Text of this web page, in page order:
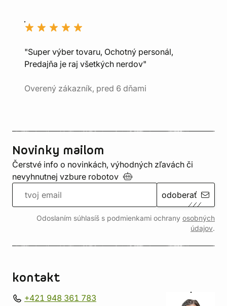
"Super výber tovaru, Ochotný personál,
Predajňa je raj všetkých nerdov"
Overený zákazník, pred 6 dňami
Novinky mailom
Čerstvé info o novinkách, výhodných zľavách či
nevyhnutnej vzbure robotov
odoberať
Odoslaním súhlasíš s podmienkami ochrany osobných
údajov.
kontakt
+421 948 361 783